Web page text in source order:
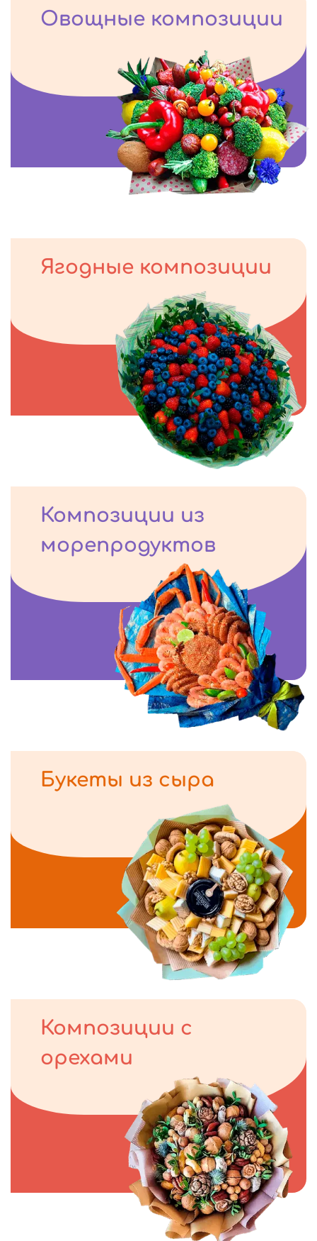
Овощные композиции
Ягодные композиции
Композиции из
морепродуктов
Букеты из сыра
Композиции с
орехами